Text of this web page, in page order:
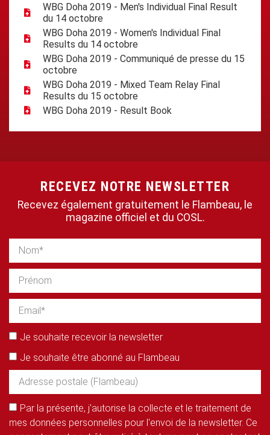
WBG Doha 2019 - Men's Individual Final Result
du 14 octobre
WBG Doha 2019 - Women's Individual Final
Results du 14 octobre
WBG Doha 2019 - Communiqué de presse du 15
octobre
WBG Doha 2019 - Mixed Team Relay Final
Results du 15 octobre
WBG Doha 2019 - Result Book
RECEVEZ NOTRE NEWSLETTER
Recevez également gratuitement le Flambeau, le
magazine officiel et du COSL.
Je souhaite recevoir la newsletter
Je souhaite être abonné au Flambeau
Par la présente, j'autorise la collecte et le traitement de
mes données personnelles pour l'envoi de la newsletter. Ce